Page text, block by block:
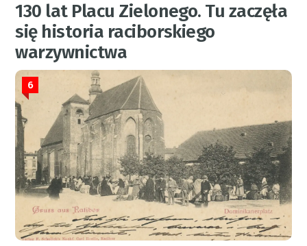
130 lat Placu Zielonego. Tu zaczęła
się historia raciborskiego
warzywnictwa
6